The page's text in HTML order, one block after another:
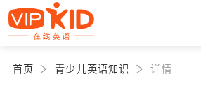
首页 青少儿英语知识 详情